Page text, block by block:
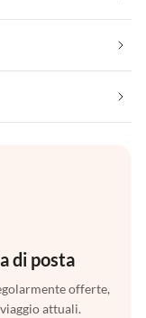
di posta
offerte,
attuali.